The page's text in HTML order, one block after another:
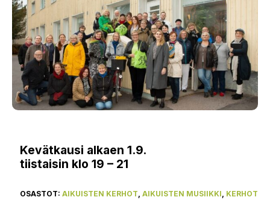
Kevätkausi alkaen 1.9.
tiistaisin klo 19 – 21
OSASTOT: AIKUISTEN KERHOT, AIKUISTEN MUSIIKKI, KERHOT